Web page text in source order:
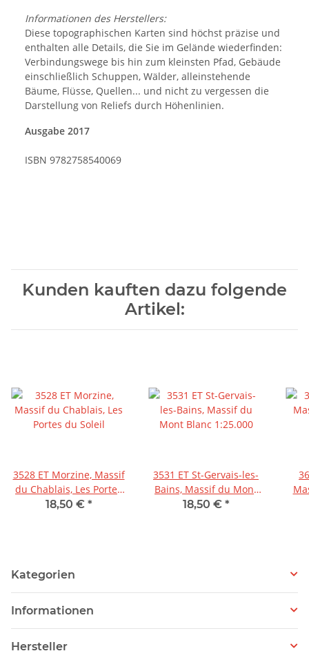
Informationen des Herstellers:
Diese topographischen Karten sind höchst präzise und
enthalten alle Details, die Sie im Gelände wiederfinden:
Verbindungswege bis hin zum kleinsten Pfad, Gebäude
einschließlich Schuppen, Wälder, alleinstehende
Bäume, Flüsse, Quellen... und nicht zu vergessen die
Darstellung von Reliefs durch Höhenlinien.
Ausgabe 2017
ISBN 9782758540069
Kunden kauften dazu folgende
Artikel:
3528 ET Morzine, Massif
du Chablais, Les Portes
du Soleil
18,50 € *
3531 ET St-Gervais-les-
Bains, Massif du Mont
Blanc 1:25.000
18,50 € *
Kategorien
Informationen
Hersteller